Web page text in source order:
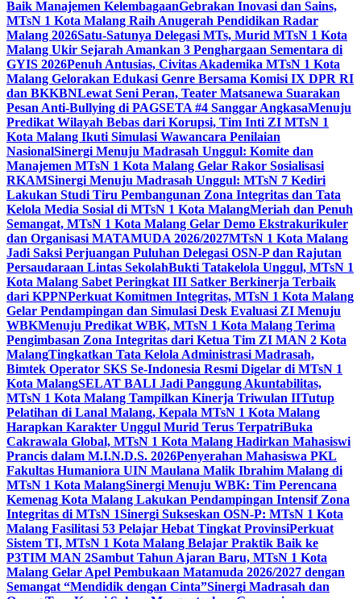
Baik Manajemen KelembagaanGebrakan Inovasi dan Sains,
MTsN 1 Kota Malang Raih Anugerah Pendidikan Radar
Malang 2026Satu-Satunya Delegasi MTs, Murid MTsN 1 Kota
Malang Ukir Sejarah Amankan 3 Penghargaan Sementara di
GYIS 2026Penuh Antusias, Civitas Akademika MTsN 1 Kota
Malang Gelorakan Edukasi Genre Bersama Komisi IX DPR RI
dan BKKBNLewat Seni Peran, Teater Matsanewa Suarakan
Pesan Anti-Bullying di PAGSETA #4 Sanggar AngkasaMenuju
Predikat Wilayah Bebas dari Korupsi, Tim Inti ZI MTsN 1
Kota Malang Ikuti Simulasi Wawancara Penilaian
NasionalSinergi Menuju Madrasah Unggul: Komite dan
Manajemen MTsN 1 Kota Malang Gelar Rakor Sosialisasi
RKAMSinergi Menuju Madrasah Unggul: MTsN 7 Kediri
Lakukan Studi Tiru Pembangunan Zona Integritas dan Tata
Kelola Media Sosial di MTsN 1 Kota MalangMeriah dan Penuh
Semangat, MTsN 1 Kota Malang Gelar Demo Ekstrakurikuler
dan Organisasi MATAMUDA 2026/2027MTsN 1 Kota Malang
Jadi Saksi Perjuangan Puluhan Delegasi OSN-P dan Rajutan
Persaudaraan Lintas SekolahBukti Tatakelola Unggul, MTsN 1
Kota Malang Sabet Peringkat III Satker Berkinerja Terbaik
dari KPPNPerkuat Komitmen Integritas, MTsN 1 Kota Malang
Gelar Pendampingan dan Simulasi Desk Evaluasi ZI Menuju
WBKMenuju Predikat WBK, MTsN 1 Kota Malang Terima
Pengimbasan Zona Integritas dari Ketua Tim ZI MAN 2 Kota
MalangTingkatkan Tata Kelola Administrasi Madrasah,
Bimtek Operator SKS Se-Indonesia Resmi Digelar di MTsN 1
Kota MalangSELAT BALI Jadi Panggung Akuntabilitas,
MTsN 1 Kota Malang Tampilkan Kinerja Triwulan IITutup
Pelatihan di Lanal Malang, Kepala MTsN 1 Kota Malang
Harapkan Karakter Unggul Murid Terus TerpatriBuka
Cakrawala Global, MTsN 1 Kota Malang Hadirkan Mahasiswi
Prancis dalam M.I.N.D.S. 2026Penyerahan Mahasiswa PKL
Fakultas Humaniora UIN Maulana Malik Ibrahim Malang di
MTsN 1 Kota MalangSinergi Menuju WBK: Tim Perencana
Kemenag Kota Malang Lakukan Pendampingan Intensif Zona
Integritas di MTsN 1Sinergi Sukseskan OSN-P: MTsN 1 Kota
Malang Fasilitasi 53 Pelajar Hebat Tingkat ProvinsiPerkuat
Sistem TI, MTsN 1 Kota Malang Belajar Praktik Baik ke
P3TIM MAN 2Sambut Tahun Ajaran Baru, MTsN 1 Kota
Malang Gelar Apel Pembukaan Matamuda 2026/2027 dengan
Semangat “Mendidik dengan Cinta”Sinergi Madrasah dan